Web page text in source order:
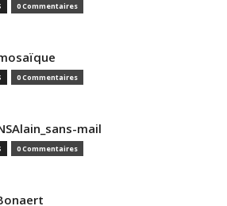
0 Commentaires
0 Commentaires
mail
0 Commentaires